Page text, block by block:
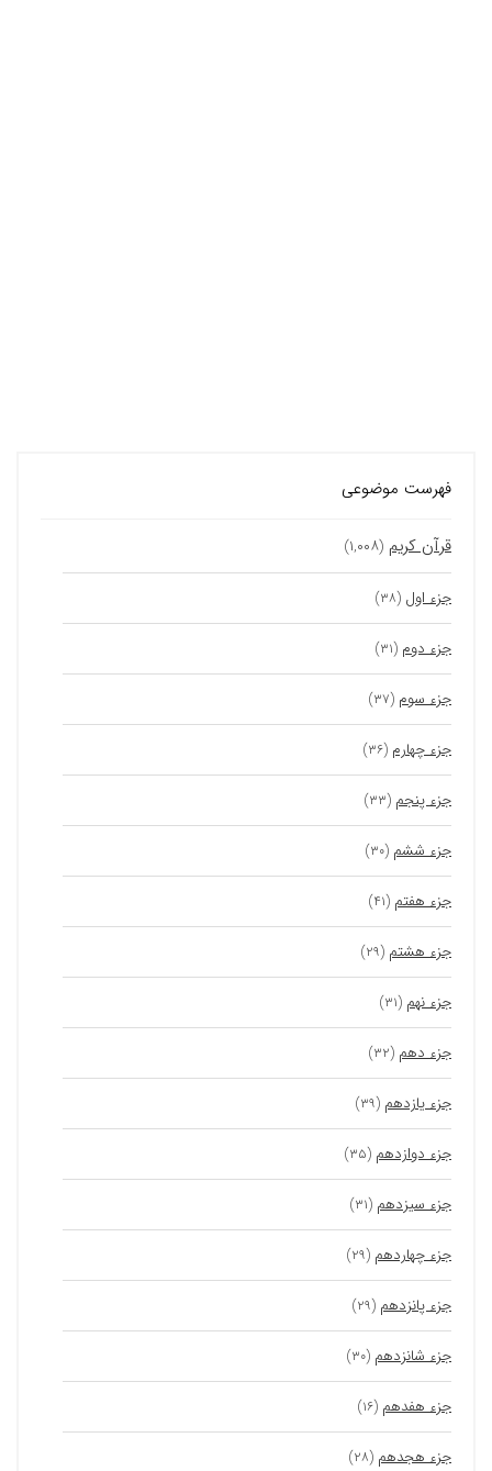
فهرست موضوعی
قرآن کریم (۱,۰۰۸)
جزء اول (۳۸)
جزء دوم (۳۱)
جزء سوم (۳۷)
جزء چهارم (۳۶)
جزء پنجم (۳۳)
جزء ششم (۳۰)
جزء هفتم (۴۱)
جزء هشتم (۲۹)
جزء نهم (۳۱)
جزء دهم (۳۲)
جزء یازدهم (۳۹)
جزء دوازدهم (۳۵)
جزء سیزدهم (۳۱)
جزء چهاردهم (۲۹)
جزء پانزدهم (۲۹)
جزء شانزدهم (۳۰)
جزء هفدهم (۱۶)
جزء هجدهم (۲۸)